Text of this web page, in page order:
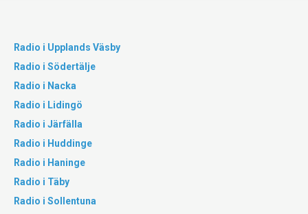
Radio i Upplands Väsby
Radio i Södertälje
Radio i Nacka
Radio i Lidingö
Radio i Järfälla
Radio i Huddinge
Radio i Haninge
Radio i Täby
Radio i Sollentuna